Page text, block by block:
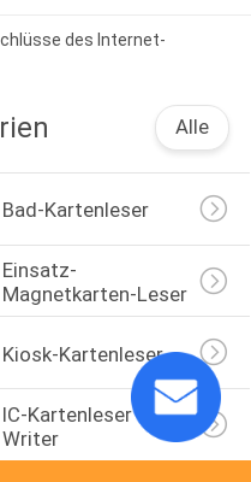
des Internet-
Alle
Bad-Kartenleser
Einsatz-
Magnetkarten-Leser
Kiosk-Kartenleser
IC-Kartenleser
Writer